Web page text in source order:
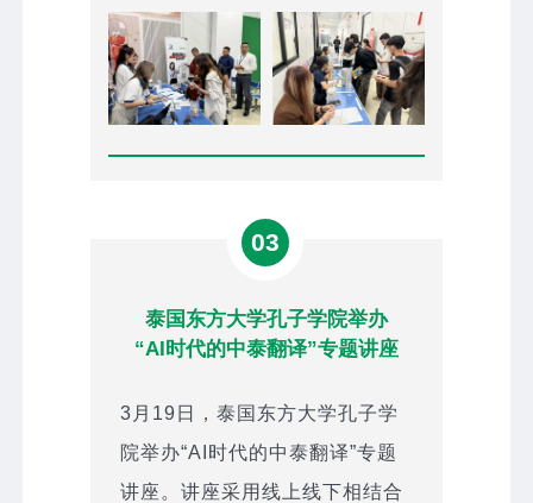
03
泰国东方大学孔子学院举办
“AI时代的中泰翻译”专题讲座
3月19日，泰国东方大学孔子学
院举办“AI时代的中泰翻译”专题
讲座。讲座采用线上线下相结合